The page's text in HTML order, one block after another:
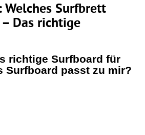
Welches Surfbrett
Das richtige
richtige Surfboard für
Surfboard passt zu mir?